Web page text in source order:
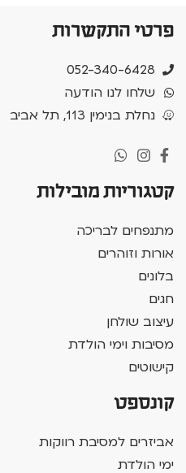
פרטי התקשרות
052-340-6428
שלחו לנו הודעה
נחלת בנימין 113, תל אביב
קטגוריות מובילות
מתנפחים לבריכה
אורות וזוהרים
בלונים
חגים
עיצוב שולחן
מסיבות וימי הולדת
קישוטים
קונספט
אביזרים למסיבת רווקות
ימי הולדת